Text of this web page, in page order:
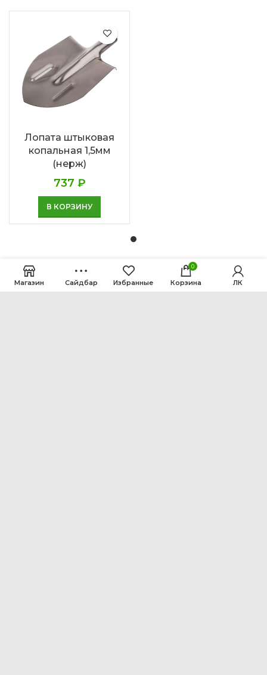
Лопата штыковая
копальная 1,5мм
(нерж)
737 ₽
В КОРЗИНУ
Магазин Сайдбар Избранные
0
Корзина ЛК